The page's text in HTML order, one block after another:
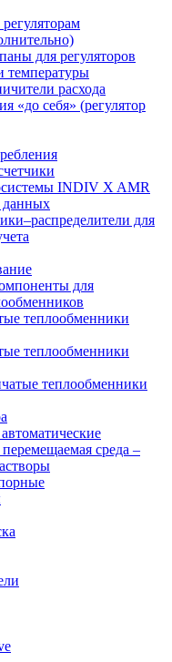
для регуляторов
температуры
расхода
«до себя» (регулятор
INDIV X AMR
данных
для
для
теплообменники
теплообменники
теплообменники
среда –